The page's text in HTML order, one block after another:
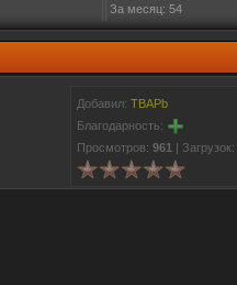
За месяц: 54
Добавил: TBAPb
Благодарность:
Просмотров: 961 | Загрузок: